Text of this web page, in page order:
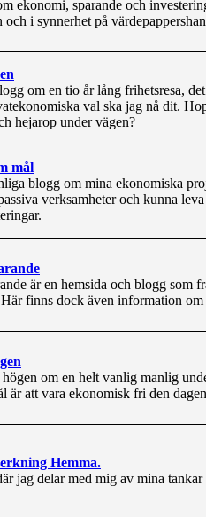
ekonomi, sparande och
och i synnerhet på
om en tio år lång frihetsresa,
val ska jag nå dit.
hejarop under vägen?
mål
blogg om mina ekonomiska
verksamheter och kunna
är en hemsida och blogg som
finns dock även information
om en helt vanlig manlig
är att vara ekonomisk fri den
Hemma.
jag delar med mig av mina